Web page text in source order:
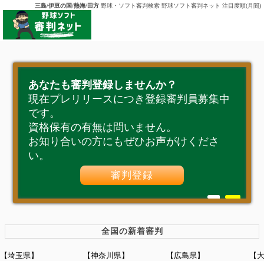
三島/伊豆の国/熱海/田方 野球・ソフト審判検索 野球ソフト審判ネット 注目度順(月間)
あなたも審判登録しませんか？
現在プレリリースにつき登録審判員募集中
です。
資格保有の有無は問いません。
お知り合いの方にもぜひお声がけくださ
い。
審判登録
全国の新着審判
【埼玉県】
【神奈川県】
【広島県】
【